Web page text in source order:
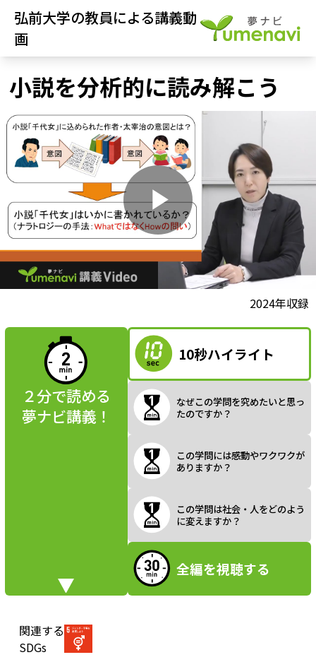
弘前大学の教員による講義動
画
小説を分析的に読み解こう
P
a
y
V
i
2024年収録
２分で読める
夢ナビ講義！
10秒ハイライト
なぜこの学問を究めたいと思っ
たのですか？
この学問には感動やワクワクが
ありますか？
この学問は社会・人をどのよう
に変えますか？
全編を視聴する
関連する
SDGs